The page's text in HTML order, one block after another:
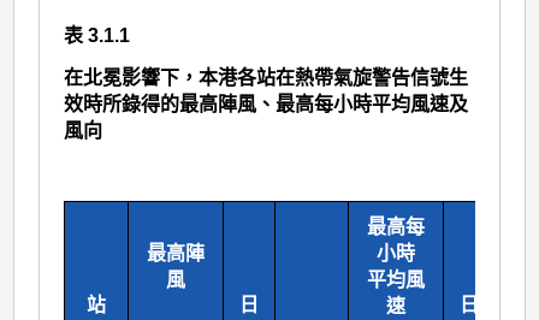
表 3.1.1
在北冕影響下，本港各站在熱帶氣旋警告信號生
效時所錄得的最高陣風、最高每小時平均風速及
風向
站
最高陣
風
日
最高每
小時
平均風
速
日